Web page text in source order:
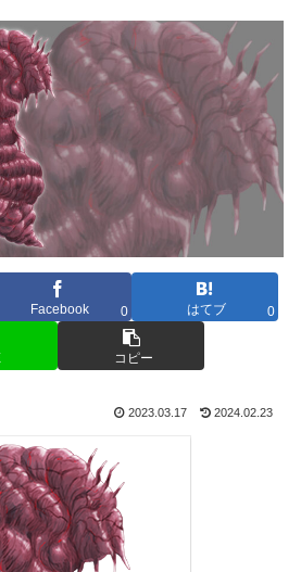
Facebook 0 はてブ 0
コピー
2023.03.17 2024.02.23